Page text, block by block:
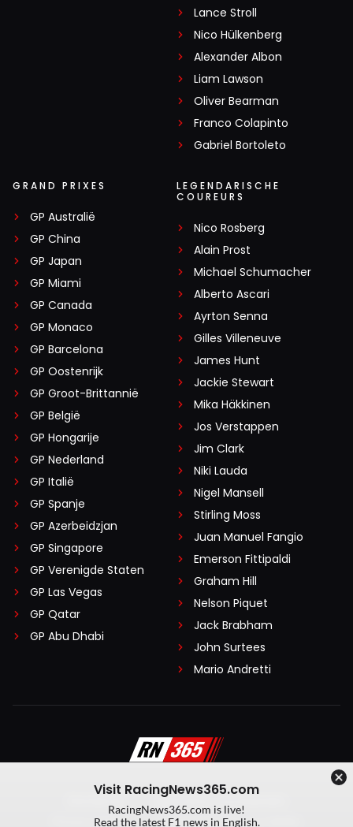
Lance Stroll
Nico Hülkenberg
Alexander Albon
Liam Lawson
Oliver Bearman
Franco Colapinto
Gabriel Bortoleto
GRAND PRIXES
GP Australië
GP China
GP Japan
GP Miami
GP Canada
GP Monaco
GP Barcelona
GP Oostenrijk
GP Groot-Brittannië
GP België
GP Hongarije
GP Nederland
GP Italië
GP Spanje
GP Azerbeidzjan
GP Singapore
GP Verenigde Staten
GP Las Vegas
GP Qatar
GP Abu Dhabi
LEGENDARISCHE
COUREURS
Nico Rosberg
Alain Prost
Michael Schumacher
Alberto Ascari
Ayrton Senna
Gilles Villeneuve
James Hunt
Jackie Stewart
Mika Häkkinen
Jos Verstappen
Jim Clark
Niki Lauda
Nigel Mansell
Stirling Moss
Juan Manuel Fangio
Emerson Fittipaldi
Graham Hill
Nelson Piquet
Jack Brabham
John Surtees
Mario Andretti
Algemene voorwaarden
Privacy Policy
Created by On Your Marks
Visit RacingNews365.com
RacingNews365.com is live!
Read the latest F1 news in English.